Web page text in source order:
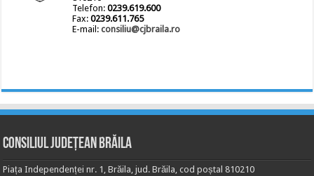
Telefon:0239.619.600
Fax:0239.611.765
E-mail:consiliu@cjbraila.ro
Consiliul Județean Brăila
Piața Independenței nr. 1, Brăila, jud. Brăila, cod poștal 810210